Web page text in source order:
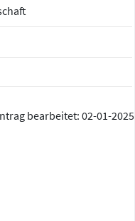
bearbeitet: 02-01-2025